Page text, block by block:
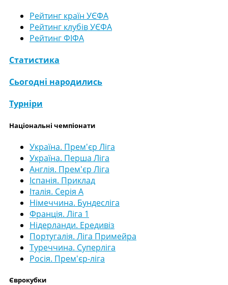
Рейтинг країн УЄФА
Рейтинг клубів УЄФА
Рейтинг ФІФА
Статистика
Сьогодні народились
Турніри
Національні чемпіонати
Україна. Прем'єр Ліга
Україна. Перша Ліга
Англія. Прем'єр Ліга
Іспанія. Приклад
Італія. Серія А
Німеччина. Бундесліга
Франція. Ліга 1
Нідерланди. Ередивіз
Португалія. Ліга Примейра
Туреччина. Суперліга
Росія. Прем'єр-ліга
Єврокубки